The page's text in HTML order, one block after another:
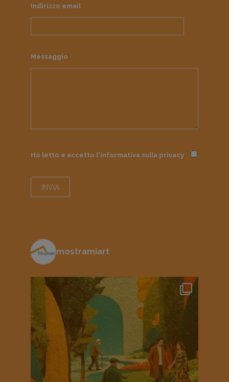
Indirizzo email
Messaggio
Ho letto e accetto l'informativa sulla privacy
mostramiart